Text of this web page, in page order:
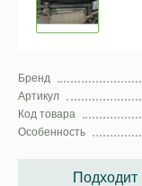
Бренд
Артикул
Код товара
Особенность